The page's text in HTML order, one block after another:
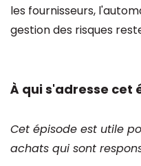
les fournisseurs,
gestion des risques
À qui s'adresse cet
Cet épisode est utile
achats qui sont